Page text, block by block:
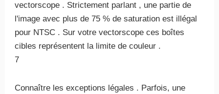
vectorscope . Strictement parlant , une partie de
l'image avec plus de 75 % de saturation est illégal
pour NTSC . Sur votre vectorscope ces boîtes
cibles représentent la limite de couleur .
7
Connaître les exceptions légales . Parfois, une